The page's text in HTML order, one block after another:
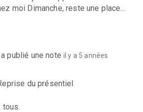
moi Dimanche, reste une place…
a publié une noteil y a 5 années
du présentiel
tous.